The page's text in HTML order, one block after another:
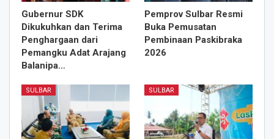
Gubernur SDK
Dikukuhkan dan Terima
Penghargaan dari
Pemangku Adat Arajang
Balanipa…
Pemprov Sulbar Resmi
Buka Pemusatan
Pembinaan Paskibraka
2026
SULBAR SULBAR